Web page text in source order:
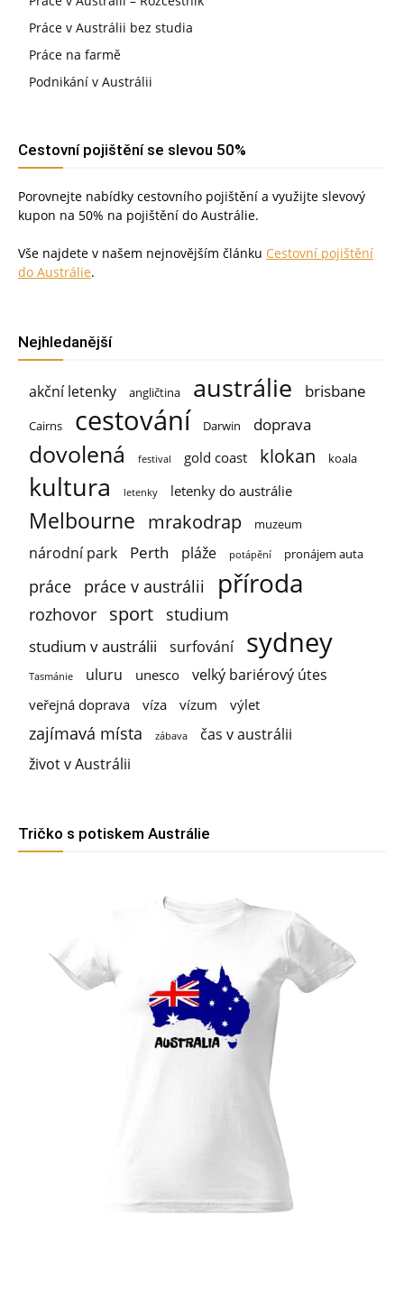
Práce v Austrálii bez studia
Práce na farmě
Podnikání v Austrálii
Cestovní pojištění se slevou 50%
Porovnejte nabídky cestovního pojištění a využijte slevový
kupon na 50% na pojištění do Austrálie.
Vše najdete v našem nejnovějším článku Cestovní pojištění
do Austrálie.
Nejhledanější
akční letenky angličtina austrálie brisbane
Cairns cestování Darwin doprava
dovolená festival gold coast klokan koala
kultura letenky letenky do austrálie
Melbourne mrakodrap muzeum
národní park Perth pláže potápění pronájem auta
práce práce v austrálii příroda
rozhovor sport studium
studium v austrálii surfování sydney
Tasmánie uluru unesco velký bariérový útes
veřejná doprava víza vízum výlet
zajímavá místa zábava
čas v austrálii
život v Austrálii
Tričko s potiskem Austrálie